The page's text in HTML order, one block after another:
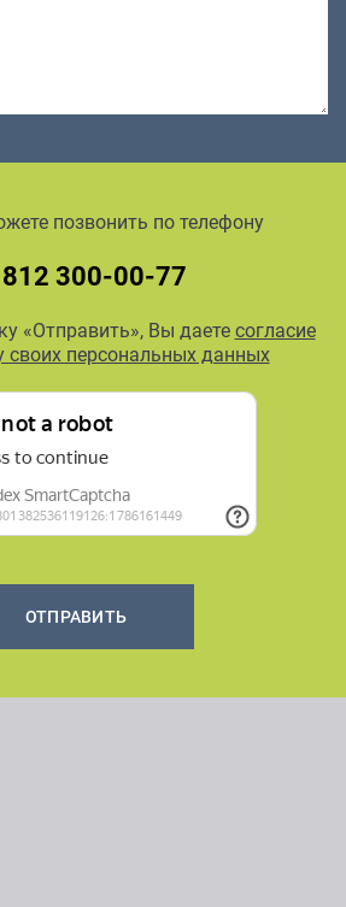
позвонить по телефону
300-00-77
«Отправить», Вы даете согласие
своих персональных данных
ОТПРАВИТЬ